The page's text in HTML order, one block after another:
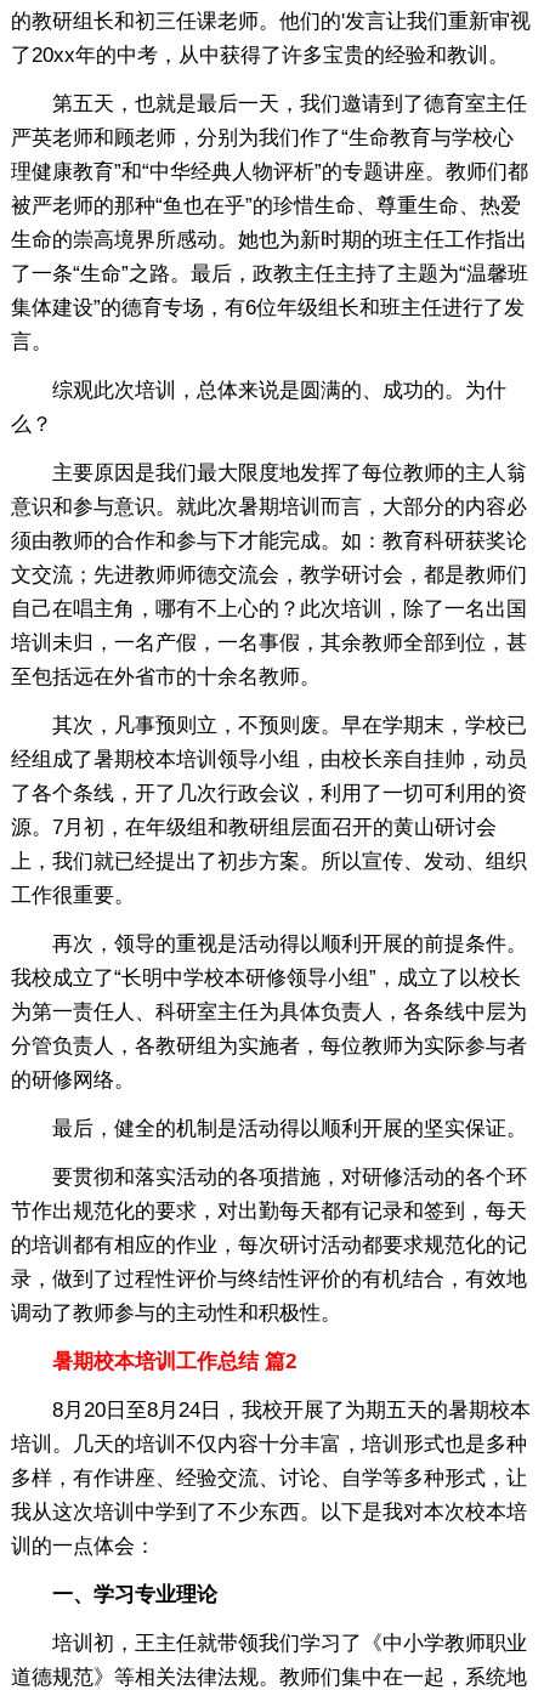
的教研组长和初三任课老师。他们的'发言让我们重新审视
了20xx年的中考，从中获得了许多宝贵的经验和教训。
第五天，也就是最后一天，我们邀请到了德育室主任
严英老师和顾老师，分别为我们作了“生命教育与学校心
理健康教育”和“中华经典人物评析”的专题讲座。教师们都
被严老师的那种“鱼也在乎”的珍惜生命、尊重生命、热爱
生命的崇高境界所感动。她也为新时期的班主任工作指出
了一条“生命”之路。最后，政教主任主持了主题为“温馨班
集体建设”的德育专场，有6位年级组长和班主任进行了发
言。
综观此次培训，总体来说是圆满的、成功的。为什
么？
主要原因是我们最大限度地发挥了每位教师的主人翁
意识和参与意识。就此次暑期培训而言，大部分的内容必
须由教师的合作和参与下才能完成。如：教育科研获奖论
文交流；先进教师师德交流会，教学研讨会，都是教师们
自己在唱主角，哪有不上心的？此次培训，除了一名出国
培训未归，一名产假，一名事假，其余教师全部到位，甚
至包括远在外省市的十余名教师。
其次，凡事预则立，不预则废。早在学期末，学校已
经组成了暑期校本培训领导小组，由校长亲自挂帅，动员
了各个条线，开了几次行政会议，利用了一切可利用的资
源。7月初，在年级组和教研组层面召开的黄山研讨会
上，我们就已经提出了初步方案。所以宣传、发动、组织
工作很重要。
再次，领导的重视是活动得以顺利开展的前提条件。
我校成立了“长明中学校本研修领导小组”，成立了以校长
为第一责任人、科研室主任为具体负责人，各条线中层为
分管负责人，各教研组为实施者，每位教师为实际参与者
的研修网络。
最后，健全的机制是活动得以顺利开展的坚实保证。
要贯彻和落实活动的各项措施，对研修活动的各个环
节作出规范化的要求，对出勤每天都有记录和签到，每天
的培训都有相应的作业，每次研讨活动都要求规范化的记
录，做到了过程性评价与终结性评价的有机结合，有效地
调动了教师参与的主动性和积极性。
暑期校本培训工作总结 篇2
8月20日至8月24日，我校开展了为期五天的暑期校本
培训。几天的培训不仅内容十分丰富，培训形式也是多种
多样，有作讲座、经验交流、讨论、自学等多种形式，让
我从这次培训中学到了不少东西。以下是我对本次校本培
训的一点体会：
一、学习专业理论
培训初，王主任就带领我们学习了《中小学教师职业
道德规范》等相关法律法规。教师们集中在一起，系统地